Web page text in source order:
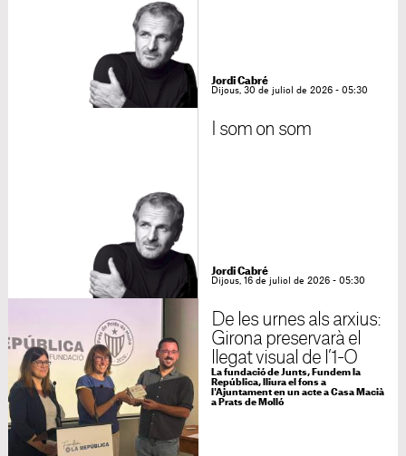
Jordi Cabré
Dijous, 30 de juliol de 2026 - 05:30
I som on som
Jordi Cabré
Dijous, 16 de juliol de 2026 - 05:30
De les urnes als arxius:
Girona preservarà el
llegat visual de l’1-O
La fundació de Junts, Fundem la
República, lliura el fons a
l'Ajuntament en un acte a Casa Macià
a Prats de Molló